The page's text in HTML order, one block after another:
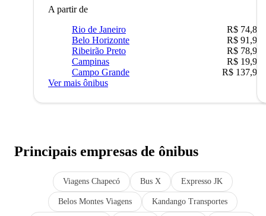
A partir de
Rio de Janeiro
R$ 74,80
Belo Horizonte
R$ 91,90
Ribeirão Preto
R$ 78,90
Campinas
R$ 19,90
Campo Grande
R$ 137,90
Ver mais ônibus
Principais empresas de ônibus
Viagens Chapecó Bus X Expresso JK
Belos Montes Viagens Kandango Transportes